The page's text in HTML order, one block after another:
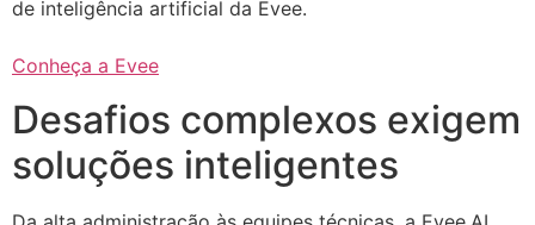
de inteligência artificial da Evee.
Conheça a Evee
Desafios complexos exigem
soluções inteligentes